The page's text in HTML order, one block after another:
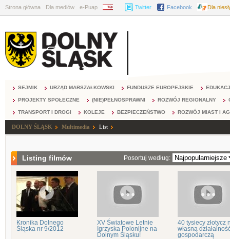
Strona główna Dla mediów e-Puap BIP Twitter Facebook Dla
SEJMIK URZĄD MARSZAŁKOWSKI FUNDUSZE EUROPEJSKIE
PROJEKTY SPOŁECZNE (NIE)PEŁNOSPRAWNI ROZWÓJ REGIONALNY
TRANSPORT I DROGI KOLEJE BEZPIECZEŃSTWO ROZWÓJ MIAST I
DOLNY ŚLĄSK Multimedia List
Listing filmów Posortuj według:
Kronika Dolnego
Śląska nr 9/2012
XV Światowe Letnie
Igrzyska Polonijne na
Dolnym Śląsku!
40 tysiecy złotycz
własną
gospodarczą